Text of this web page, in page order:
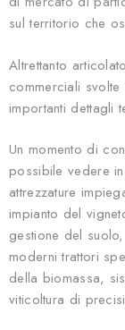
sul territorio che
Altrettanto
commerciali
importanti dettagli
Un momento di
possibile vedere
attrezzature
impianto del
gestione del
moderni trattori
della biomassa,
viticoltura di